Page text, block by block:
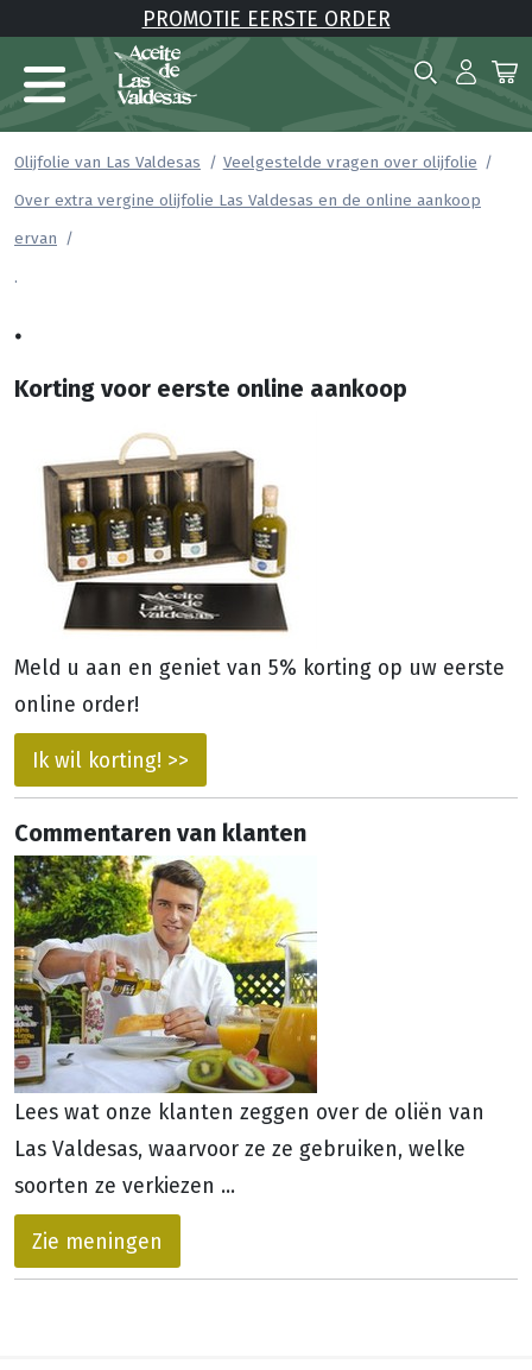
PROMOTIE EERSTE ORDER
Olijfolie van Las Valdesas
Veelgestelde vragen over olijfolie
Over extra vergine olijfolie Las Valdesas en de online aankoop
ervan
.
Korting voor eerste online aankoop
Meld u aan en geniet van 5% korting op uw eerste
online order!
Ik wil korting! >>
Commentaren van klanten
Lees wat onze klanten zeggen over de oliën van
Las Valdesas, waarvoor ze ze gebruiken, welke
soorten ze verkiezen ...
Zie meningen
.